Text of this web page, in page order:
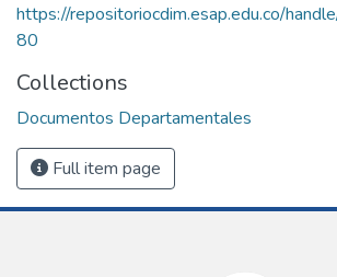
https://repositoriocdim.esap.edu.co/
80
Collections
Documentos Departamentales
Full item page